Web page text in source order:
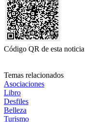
Código QR de esta noticia
Temas relacionados
Asociaciones
Libro
Desfiles
Belleza
Turismo